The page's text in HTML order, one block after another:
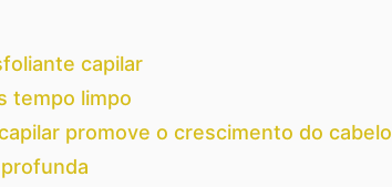
capilar
tempo limpo
promove o crescimento do cabelo